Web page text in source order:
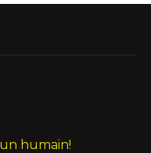
humain!